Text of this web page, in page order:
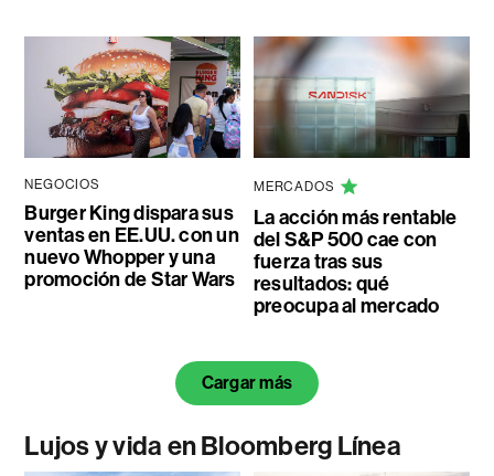
NEGOCIOS
Burger King dispara sus
ventas en EE.UU. con un
nuevo Whopper y una
promoción de Star Wars
MERCADOS
La acción más rentable
del S&P 500 cae con
fuerza tras sus
resultados: qué
preocupa al mercado
Cargar más
Lujos y vida en Bloomberg Línea